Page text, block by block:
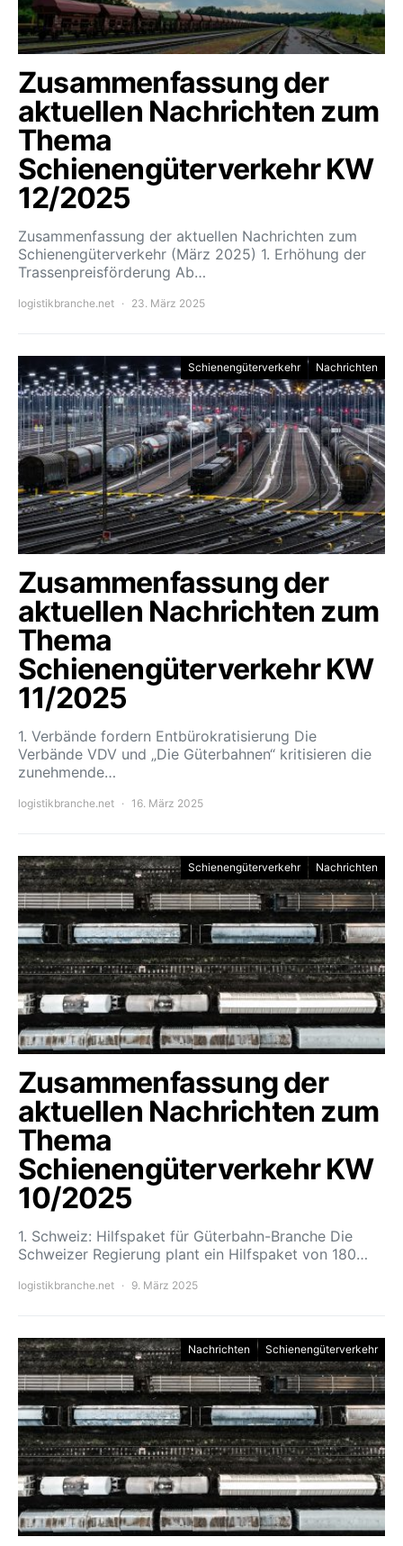
Zusammenfassung der
aktuellen Nachrichten zum
Thema
Schienengüterverkehr KW
12/2025
Zusammenfassung der aktuellen Nachrichten zum
Schienengüterverkehr (März 2025) 1. Erhöhung der
Trassenpreisförderung Ab…
logistikbranche.net 23. März 2025
Schienengüterverkehr Nachrichten
Zusammenfassung der
aktuellen Nachrichten zum
Thema
Schienengüterverkehr KW
11/2025
1. Verbände fordern Entbürokratisierung Die
Verbände VDV und „Die Güterbahnen“ kritisieren die
zunehmende…
logistikbranche.net 16. März 2025
Schienengüterverkehr Nachrichten
Zusammenfassung der
aktuellen Nachrichten zum
Thema
Schienengüterverkehr KW
10/2025
1. Schweiz: Hilfspaket für Güterbahn-Branche Die
Schweizer Regierung plant ein Hilfspaket von 180…
logistikbranche.net 9. März 2025
Nachrichten Schienengüterverkehr